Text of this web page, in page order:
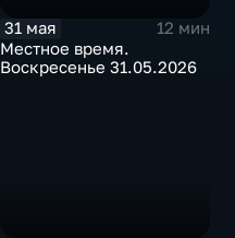
31 мая
12 мин
Местное время.
Воскресенье 31.05.2026